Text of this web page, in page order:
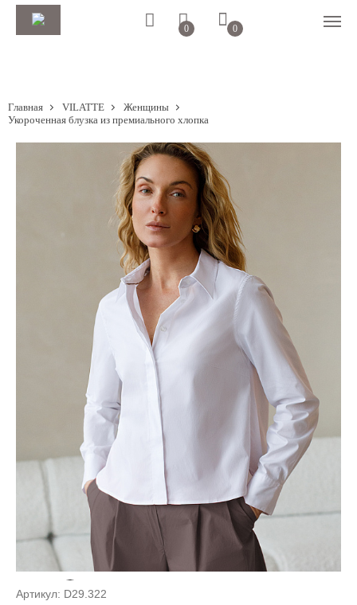
0 0
Главная VILATTE
Женщины
Укороченная блузка из премиального хлопка
Артикул: D29.322